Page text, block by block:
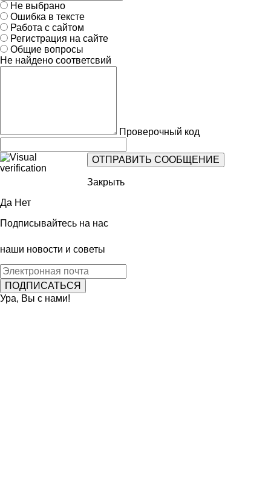
Не выбрано
Ошибка в тексте
Работа с сайтом
Регистрация на сайте
Общие вопросы
Не найдено соответсвий
Проверочный код
Закрыть
Да Нет
Подписывайтесь на нас
наши новости и советы
Ура, Вы с нами!